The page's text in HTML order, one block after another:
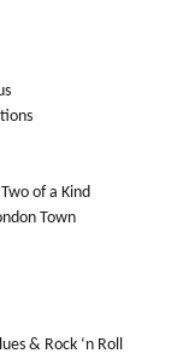
of a Kind
Town
& Rock ‘n Roll